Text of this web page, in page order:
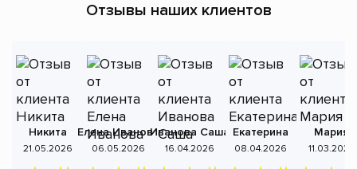
Отзывы наших клиентов
Никита
21.05.2026
Елена Иванова
06.05.2026
Иванова Саша
16.04.2026
Екатерина
08.04.2026
Мария
11.03.2026